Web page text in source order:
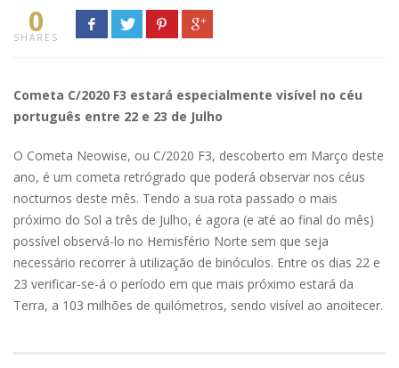
0
SHARES
Cometa C/2020 F3 estará especialmente visível no céu
português entre 22 e 23 de Julho
O Cometa Neowise, ou C/2020 F3, descoberto em Março deste
ano, é um cometa retrógrado que poderá observar nos céus
nocturnos deste mês. Tendo a sua rota passado o mais
próximo do Sol a três de Julho, é agora (e até ao final do mês)
possível observá-lo no Hemisfério Norte sem que seja
necessário recorrer à utilização de binóculos. Entre os dias 22 e
23 verificar-se-á o período em que mais próximo estará da
Terra, a 103 milhões de quilómetros, sendo visível ao anoitecer.